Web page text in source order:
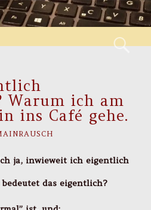
Warum ich am
ins Café gehe.
ja, inwieweit ich eigentlich
das eigentlich?